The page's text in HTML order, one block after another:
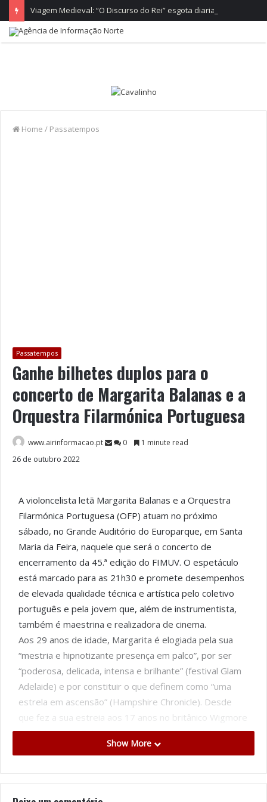
Home / Passatempos
Passatempos
Ganhe bilhetes duplos para o
concerto de Margarita Balanas e a
Orquestra Filarmónica Portuguesa
www.airinformacao.pt 0
1 minute read
26 de outubro 2022
A violoncelista letã Margarita Balanas e a Orquestra
Filarmónica Portuguesa (OFP) atuam no próximo
sábado, no Grande Auditório do Europarque, em Santa
Maria da Feira, naquele que será o concerto de
encerramento da 45.ª edição do FIMUV. O espetáculo
está marcado para as 21h30 e promete desempenhos
de elevada qualidade técnica e artística pelo coletivo
português e pela jovem que, além de instrumentista,
também é maestrina e realizadora de cinema.
Aos 29 anos de idade, Margarita é elogiada pela sua
“mestria e hipnotizante presença em palco”, por ser
“poderosa, delicada, intensa e brilhante” (festival Glam
Adelaide) e por constituir o que definem como “uma
estrela em ascensão” (Hampshire Chronicle). Desde
que fez a sua estreia aos 17 anos no britânico Wigmore
Hall, Margarita Balanas tem impressionado plateias de
todo o mundo e já tocou, inclusive, perante o agora Rei
internacionais, ex-elementos da Orquestra Jovem da
Show More